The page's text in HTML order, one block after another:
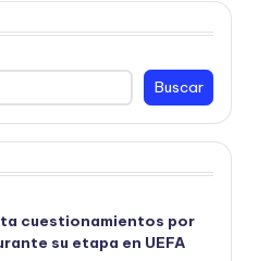
Buscar
cuestionamientos por
su etapa en UEFA